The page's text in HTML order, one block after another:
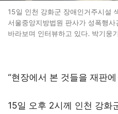
15일 인천 강화군 장애인거주시설
서울중앙지방법원 판사가 성폭행
바라보며 인터뷰하고 있다. 박기웅
“현장에서 본 것들을 재판
15일 오후 2시께 인천 강화